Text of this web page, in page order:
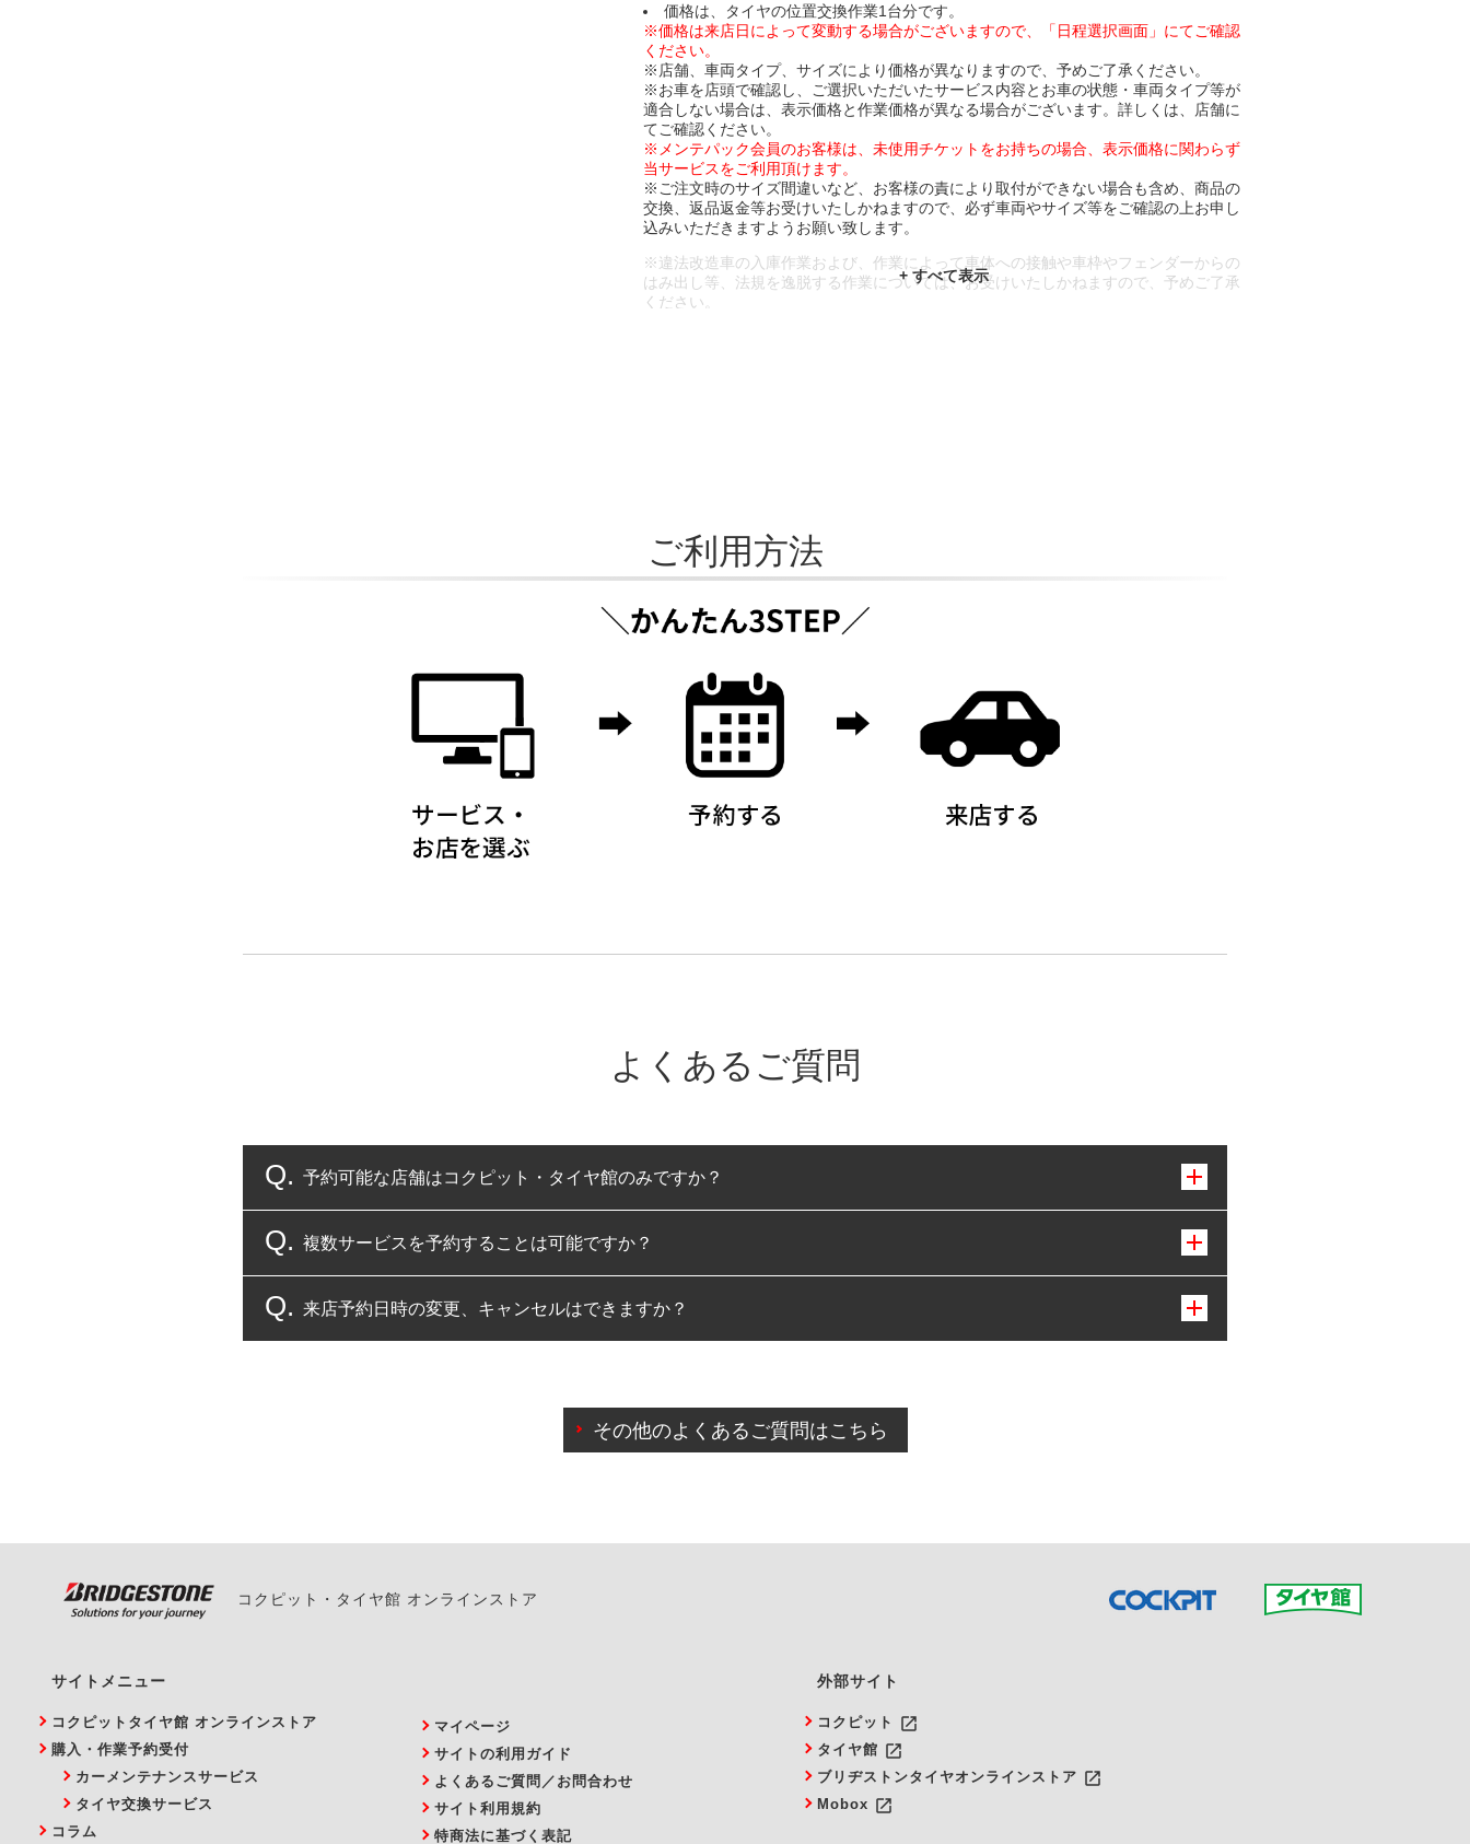
価格は、タイヤの位置交換作業1台分です。
※価格は来店日によって変動する場合がございますので、「日程選択画面」にてご確認
ください。
※店舗、車両タイプ、サイズにより価格が異なりますので、予めご了承ください。
※お車を店頭で確認し、ご選択いただいたサービス内容とお車の状態・車両タイプ等が
適合しない場合は、表示価格と作業価格が異なる場合がございます。詳しくは、店舗に
てご確認ください。
※メンテパック会員のお客様は、未使用チケットをお持ちの場合、表示価格に関わらず
当サービスをご利用頂けます。
※ご注文時のサイズ間違いなど、お客様の責により取付ができない場合も含め、商品の
交換、返品返金等お受けいたしかねますので、必ず車両やサイズ等をご確認の上お申し
込みいただきますようお願い致します。
※違法改造車の入庫作業および、作業によって車体への接触や車枠やフェンダーからの
はみ出し等、法規を逸脱する作業については、お受けいたしかねますので、予めご了承
ください。
ご利用方法
よくあるご質問
予約可能な店舗はコクピット・タイヤ館のみですか？
コクピット・タイヤ館のみとなります。
複数サービスを予約することは可能ですか？
複数サービスのご予約は可能です。
来店予約日時の変更、キャンセルはできますか？
また、やむを得ない事由によりご予約のキャンセルをご希望の際は、直接ご予約いただいた店舗へご連絡くださ
その他のよくあるご質問はこちら
コクピット・タイヤ館 オンラインストア
サイトメニュー
コクピットタイヤ館 オンラインストア
購入・作業予約受付
カーメンテナンスサービス
タイヤ交換サービス
コラム
マイページ
サイトの利用ガイド
よくあるご質問／お問合わせ
サイト利用規約
特商法に基づく表記
外部サイト
コクピット launch
タイヤ館 launch
ブリヂストンタイヤオンラインストア launch
Mobox launch